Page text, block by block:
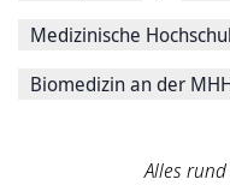
Medizinische
Biomedizin an der
Alles